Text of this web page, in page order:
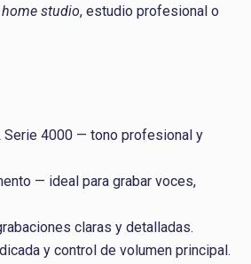
home studio, estudio profesional o
4000 — tono profesional y
— ideal para grabar voces,
claras y detalladas.
y control de volumen principal.